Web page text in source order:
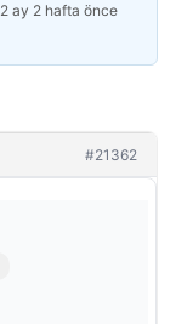
2 ay 2 hafta önce
#21362